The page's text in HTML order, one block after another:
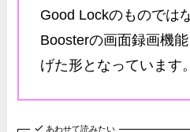
Good Lockのものでは
Boosterの画面録画機
げた形となっています。
あわせて読みたい